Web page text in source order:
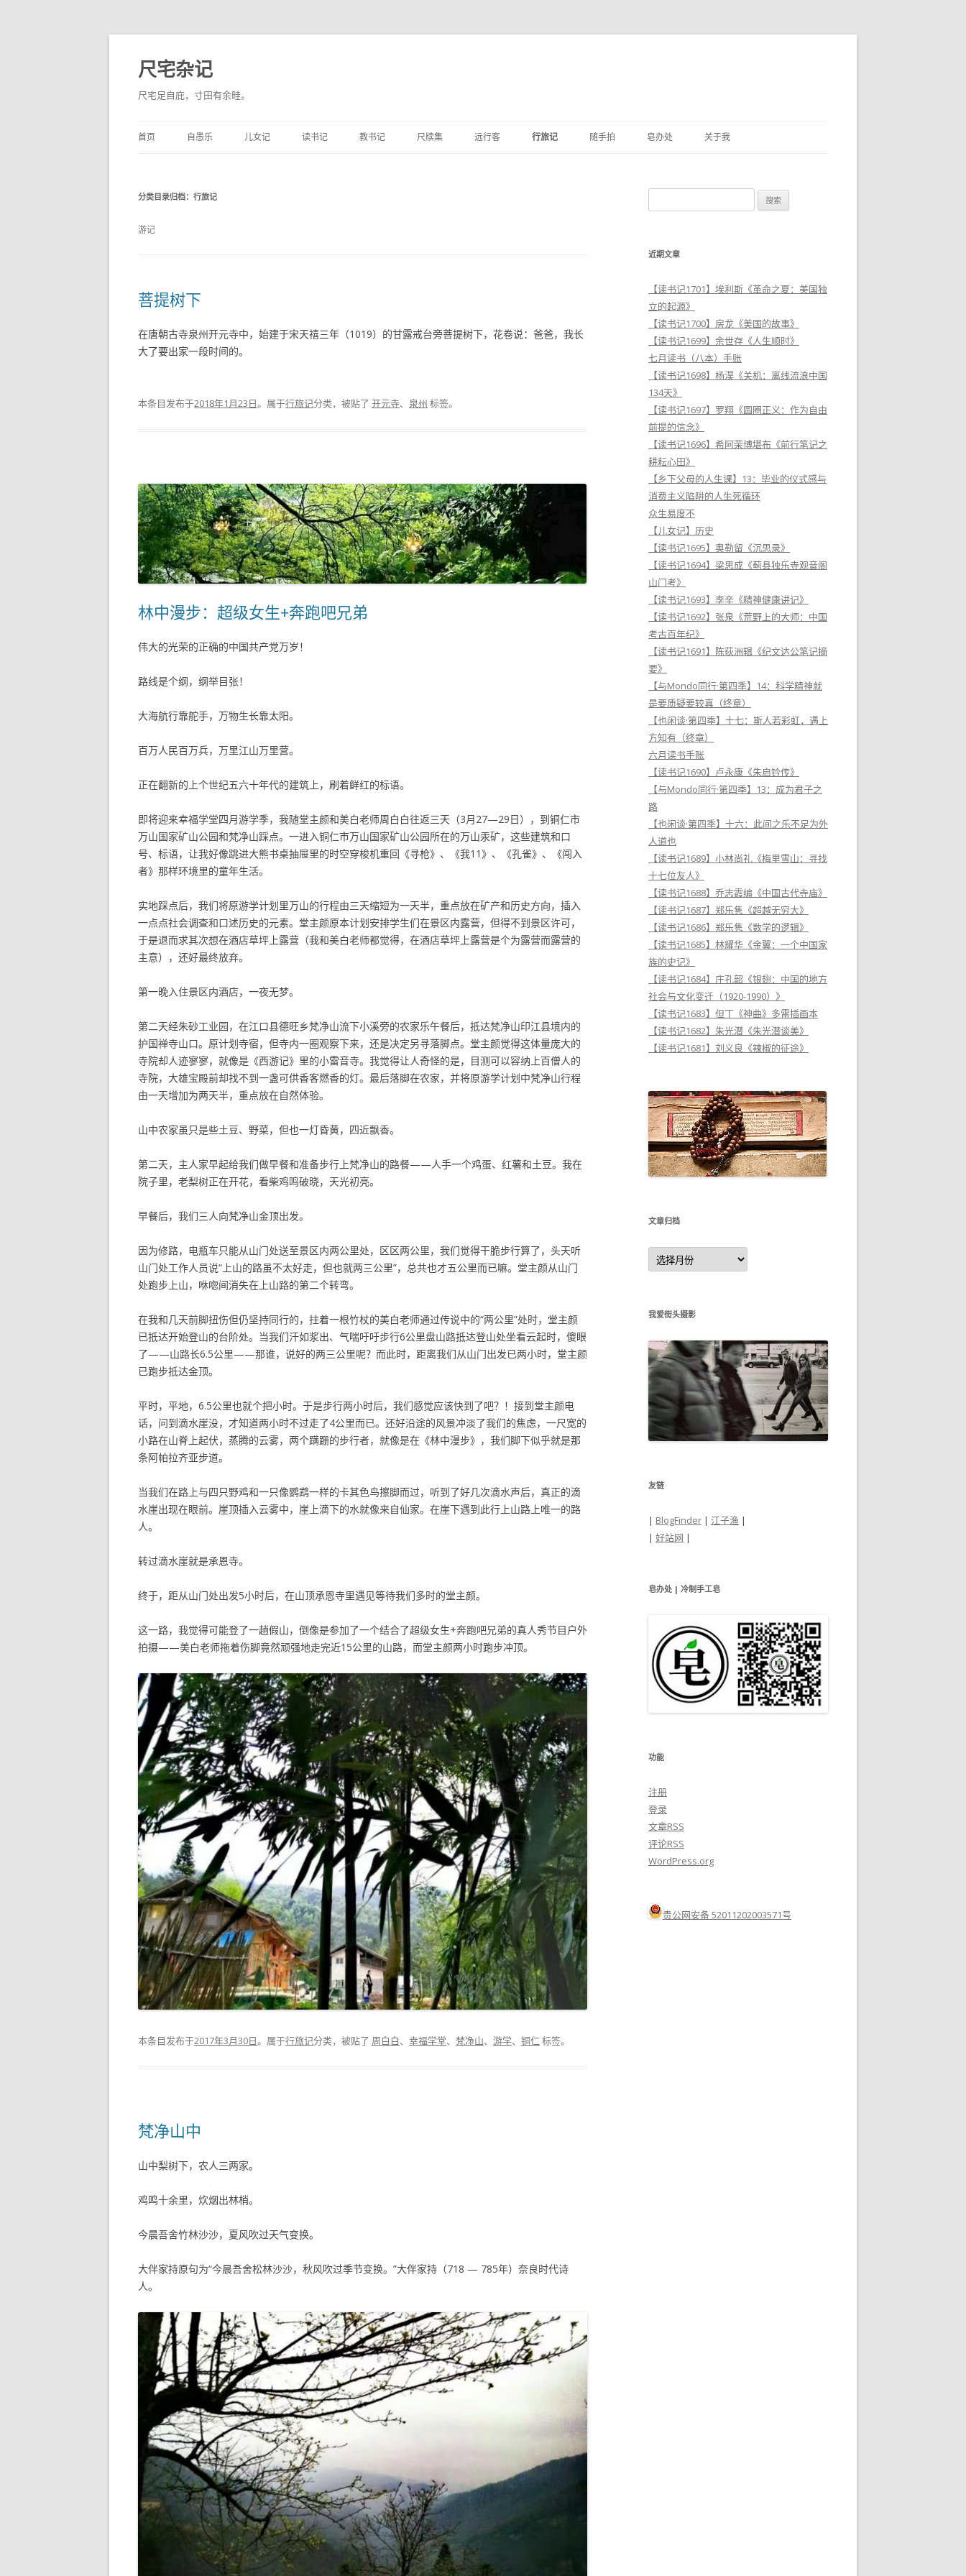
尺宅杂记
尺宅足自庇，寸田有余畦。
至
正
首页 自愚乐 儿女记 读书记 教书记 尺牍集 远行客 行旅记 随手拍 皂办处 关于我
分类目录归档： 行旅记
游记
菩提树下
在唐朝古寺泉州开元寺中，始建于宋天禧三年（1019）的甘露戒台旁菩提树下，花卷说：爸爸，我长
大了要出家一段时间的。
本条目发布于2018年1月23日。属于行旅记分类，被贴了 开元寺、 泉州 标签。
林中漫步：超级女生+奔跑吧兄弟
伟大的光荣的正确的中国共产党万岁！
路线是个纲，纲举目张！
大海航行靠舵手，万物生长靠太阳。
百万人民百万兵，万里江山万里营。
正在翻新的上个世纪五六十年代的建筑上，刷着鲜红的标语。
即将迎来幸福学堂四月游学季，我随堂主颜和美白老师周白白往返三天（3月27—29日），到铜仁市
万山国家矿山公园和梵净山踩点。一进入铜仁市万山国家矿山公园所在的万山汞矿，这些建筑和口
号、标语，让我好像跳进大熊书桌抽屉里的时空穿梭机重回《寻枪》、《我11》、《孔雀》、《闯入
者》那样环境里的童年生活。
实地踩点后，我们将原游学计划里万山的行程由三天缩短为一天半，重点放在矿产和历史方向，插入
一点点社会调查和口述历史的元素。堂主颜原本计划安排学生们在景区内露营，但得不到景区许可，
于是退而求其次想在酒店草坪上露营（我和美白老师都觉得，在酒店草坪上露营是个为露营而露营的
主意），还好最终放弃。
第一晚入住景区内酒店，一夜无梦。
第二天经朱砂工业园，在江口县德旺乡梵净山流下小溪旁的农家乐午餐后，抵达梵净山印江县境内的
护国禅寺山口。原计划寺宿，但寺内一圈观察下来，还是决定另寻落脚点。堂主颜觉得这体量庞大的
寺院却人迹寥寥，就像是《西游记》里的小雷音寺。我觉得让人奇怪的是，目测可以容纳上百僧人的
寺院，大雄宝殿前却找不到一盏可供香客燃香的灯。最后落脚在农家，并将原游学计划中梵净山行程
由一天增加为两天半，重点放在自然体验。
山中农家虽只是些土豆、野菜，但也一灯昏黄，四近飘香。
第二天，主人家早起给我们做早餐和准备步行上梵净山的路餐——人手一个鸡蛋、红薯和土豆。我在
院子里，老梨树正在开花，看柴鸡鸣破晓，天光初亮。
早餐后，我们三人向梵净山金顶出发。
因为修路，电瓶车只能从山门处送至景区内两公里处，区区两公里，我们觉得干脆步行算了，头天听
山门处工作人员说“上山的路虽不太好走，但也就两三公里”，总共也才五公里而已嘛。堂主颜从山门
处跑步上山，咻唿间消失在上山路的第二个转弯。
在我和几天前脚扭伤但仍坚持同行的，拄着一根竹杖的美白老师通过传说中的“两公里”处时，堂主颜
已抵达开始登山的台阶处。当我们汗如浆出、气喘吁吁步行6公里盘山路抵达登山处坐看云起时，傻眼
了——山路长6.5公里——那谁，说好的两三公里呢？而此时，距离我们从山门出发已两小时，堂主颜
已跑步抵达金顶。
平时，平地，6.5公里也就个把小时。于是步行两小时后，我们感觉应该快到了吧？！接到堂主颜电
话，问到滴水崖没，才知道两小时不过走了4公里而已。还好沿途的风景冲淡了我们的焦虑，一尺宽的
小路在山脊上起伏，蒸腾的云雾，两个蹒跚的步行者，就像是在《林中漫步》，我们脚下似乎就是那
条阿帕拉齐亚步道。
当我们在路上与四只野鸡和一只像鹦鹉一样的卡其色鸟擦脚而过，听到了好几次滴水声后，真正的滴
水崖出现在眼前。崖顶插入云雾中，崖上滴下的水就像来自仙家。在崖下遇到此行上山路上唯一的路
人。
转过滴水崖就是承恩寺。
终于，距从山门处出发5小时后，在山顶承恩寺里遇见等待我们多时的堂主颜。
这一路，我觉得可能登了一趟假山，倒像是参加了一个结合了超级女生+奔跑吧兄弟的真人秀节目户外
拍摄——美白老师拖着伤脚竟然顽强地走完近15公里的山路，而堂主颜两小时跑步冲顶。
本条目发布于2017年3月30日。属于行旅记分类，被贴了 周白白、 幸福学堂、 梵净山、 游学、 铜仁 标签。
梵净山中
山中梨树下，农人三两家。
鸡鸣十余里，炊烟出林梢。
今晨吾舍竹林沙沙，夏风吹过天气变换。
大伴家持原句为“今晨吾舍松林沙沙，秋风吹过季节变换。”大伴家持（718 — 785年）奈良时代诗
人。
索
近期文章
【读书记1701】埃利斯《革命之夏：美国独
立的起源》
【读书记1700】房龙《美国的故事》
【读书记1699】余世存《人生顺时》
七月读书（八本）手账
【读书记1698】杨淏《关机：离线流浪中国
134天》
【读书记1697】罗翔《圆圈正义：作为自由
前提的信念》
【读书记1696】希阿荣博堪布《前行笔记之
耕耘心田》
【乡下父母的人生课】13：毕业的仪式感与
消费主义陷阱的人生死循环
众生易度不
【儿女记】历史
【读书记1695】奥勒留《沉思录》
【读书记1694】梁思成《蓟县独乐寺观音阁
山门考》
【读书记1693】李辛《精神健康讲记》
【读书记1692】张泉《荒野上的大师：中国
考古百年纪》
【读书记1691】陈荻洲辑《纪文达公笔记摘
要》
【与Mondo同行·第四季】14：科学精神就
是要质疑要较真（终章）
【也闲谈·第四季】十七：斯人若彩虹，遇上
方知有（终章）
六月读书手账
【读书记1690】卢永康《朱启钤传》
【与Mondo同行·第四季】13：成为君子之
路
【也闲谈·第四季】十六：此间之乐不足为外
人道也
【读书记1689】小林尚礼《梅里雪山：寻找
十七位友人》
【读书记1688】乔志霞编《中国古代寺庙》
【读书记1687】郑乐隽《超越无穷大》
【读书记1686】郑乐隽《数学的逻辑》
【读书记1685】林耀华《金翼：一个中国家
族的史记》
【读书记1684】庄孔韶《银翅：中国的地方
社会与文化变迁（1920-1990）》
【读书记1683】但丁《神曲》多雷插画本
【读书记1682】朱光潜《朱光潜谈美》
【读书记1681】刘义良《辣椒的征途》
文章归档
文
章
归
我爱街头摄影
友链
| BlogFinder | 江子渔 |
| 好站网 |
皂办处 | 冷制手工皂
功能
注册
登录
文章RSS
评论RSS
WordPress.org
贵公网安备 52011202003571号